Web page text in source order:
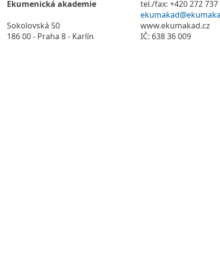
Ekumenická akademie
Sokolovská 50
186 00 - Praha 8 - Karlín
tel./fax: +420 272 737
www.ekumakad.cz
IČ: 638 36 009